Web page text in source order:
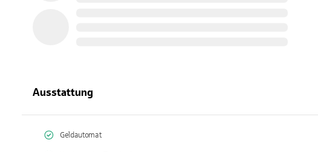
Ausstattung
Geldautomat